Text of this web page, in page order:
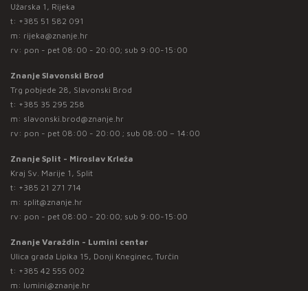
Užarska 1, Rijeka
t: +385 51 582 091
m: rijeka@znanje.hr
rv: pon - pet 08:00 - 20:00; sub 9:00-15:00
Znanje Slavonski Brod
Trg pobjede 28, Slavonski Brod
t: +385 35 295 258
m: slavonski.brod@znanje.hr
rv: pon - pet 08:00 - 20:00 ; sub 08:00 – 14:00
Znanje Split - Miroslav Krleža
Kraj Sv. Marije 1, Split
t: +385 21 271 714
m: split@znanje.hr
rv: pon - pet 08:00 - 20:00; sub 9:00-15:00
Znanje Varaždin - Lumini centar
Ulica grada Lipika 15, Donji Kneginec, Turčin
t: +385 42 555 002
m: lumini@znanje.hr